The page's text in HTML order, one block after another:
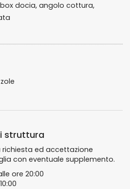
docia, angolo cottura,
struttura
richiesta ed accettazione
con eventuale supplemento.
ore 20:00